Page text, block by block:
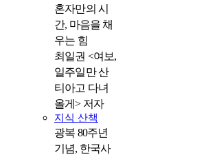
혼자만의 시
간, 마음을 채
우는 힘
최일권 <여보,
일주일만 산
티아고 다녀
올게> 저자
지식 산책
광복 80주년
기념, 한국사